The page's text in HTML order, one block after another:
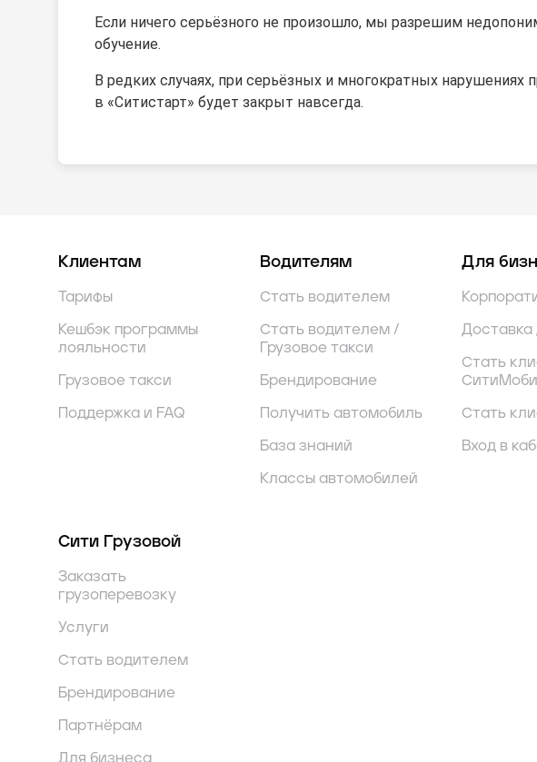
Если ничего серьёзного не произошло, мы разрешим
обучение.
В редких случаях, при серьёзных и многократных нарушениях
в «Ситистарт» будет закрыт навсегда.
Клиентам
Тарифы
Кешбэк программы
лояльности
Грузовое такси
Поддержка и FAQ
Водителям
Стать водителем
Стать водителем /
Грузовое такси
Брендирование
Получить автомобиль
База знаний
Классы автомобилей
Для
Доставка
Стать
Стать
Вход в
Сити Грузовой
Заказать
грузоперевозку
Услуги
Стать водителем
Брендирование
Партнёрам
Для бизнеса